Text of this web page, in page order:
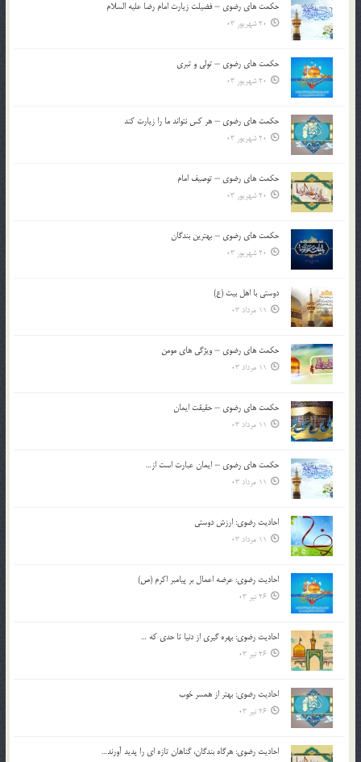
حکمت های رضوی – فضیلت زیارت امام رضا علیه السلام
20 شهریور 03
حکمت های رضوی – تولی و تبری
20 شهریور 03
حکمت های رضوی – هر کس نتواند ما را زیارت کند
20 شهریور 03
حکمت های رضوی – توصیف امام
20 شهریور 03
حکمت های رضوی – بهترین بندگان
20 شهریور 03
دوستی با اهل بیت (ع)
11 مرداد 03
حکمت های رضوی – ویژگی های مومن
11 مرداد 03
حکمت های رضوی – حقیقت ایمان
11 مرداد 03
حکمت های رضوی – ایمان عبارت است از…
11 مرداد 03
احادیث رضوی: ارزش دوستی
11 مرداد 03
احادیث رضوی: عرضه اعمال بر پیامبر اکرم (ص)
26 تیر 03
احادیث رضوی: بهره گیری از دنیا تا حدی که …
26 تیر 03
احادیث رضوی: بهتر از همسر خوب
26 تیر 03
احادیث رضوی: هرگاه بندگان، گناهان تازه ای را پدید آورند…